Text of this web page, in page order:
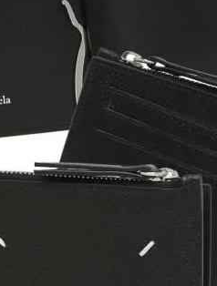
マイページ
会員ランクについて
お気に入り
閲覧履歴